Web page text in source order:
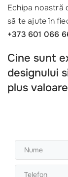
Echipa noastră
să te ajute în
+373 601 066
Cine sunt
designului
plus